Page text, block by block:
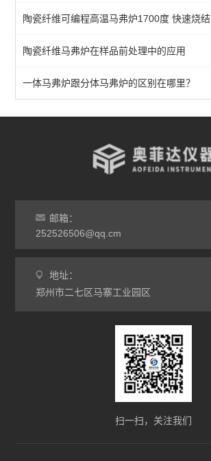
分体式马弗炉
实验室马弗炉
箱式高温炉
灰分马弗炉
非标定做马弗炉
工业马弗炉
陶瓷纤维可编程高温马弗炉1700度 快速烧结
陶瓷纤维马弗炉在样品前处理中的应用
一体马弗炉跟分体马弗炉的区别在哪里？
邮箱：
252526506@qq.cm
地址：
郑州市二七区马寨工业园区
扫一扫，关注我们